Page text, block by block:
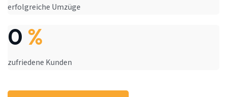
erfolgreiche Umzüge
0 %
zufriedene Kunden